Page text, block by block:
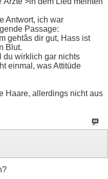
Antwort, ich war
Passage:
gehtâs dir gut, Hass ist
Blut.
du wirklich gar nichts
einmal, was Attitüde
Haare, allerdings nicht aus